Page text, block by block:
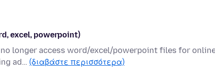
excel, powerpoint)
no longer access word/excel/powerpoint files for
ad… (διαβάστε περισσότερα)